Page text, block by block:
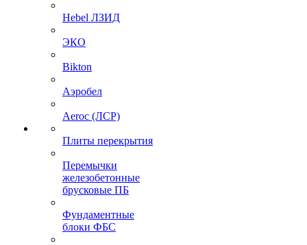
Hebel ЛЗИД
ЭКО
Bikton
Аэробел
Aeroc (ЛСР)
Плиты перекрытия
Перемычки
железобетонные
брусковые ПБ
Фундаментные
блоки ФБС